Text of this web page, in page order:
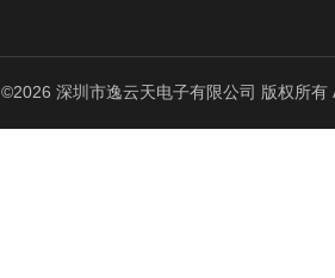
©2026 深圳市逸云天电子有限公司 版权所有